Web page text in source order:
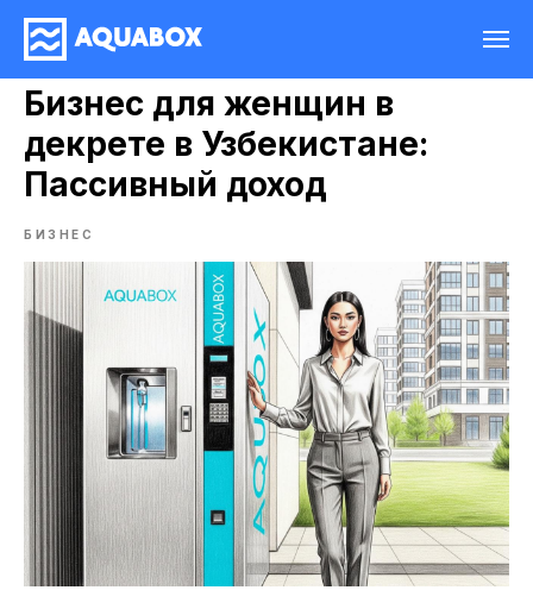
Бизнес для женщин в
декрете в Узбекистане:
Пассивный доход
БИЗНЕС